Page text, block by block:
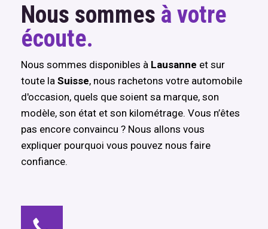
Nous sommes à votre
écoute.
Nous sommes disponibles à Lausanne et sur
toute la Suisse, nous rachetons votre automobile
d'occasion, quels que soient sa marque, son
modèle, son état et son kilométrage. Vous n’êtes
pas encore convaincu ? Nous allons vous
expliquer pourquoi vous pouvez nous faire
confiance.